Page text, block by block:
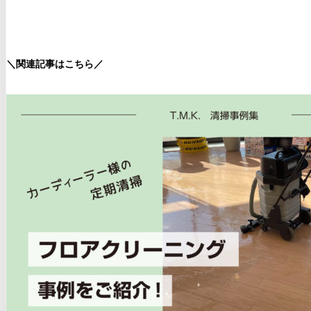
＼関連記事はこちら／